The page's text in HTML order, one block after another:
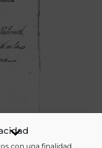
con una finalidad
para clarificar los